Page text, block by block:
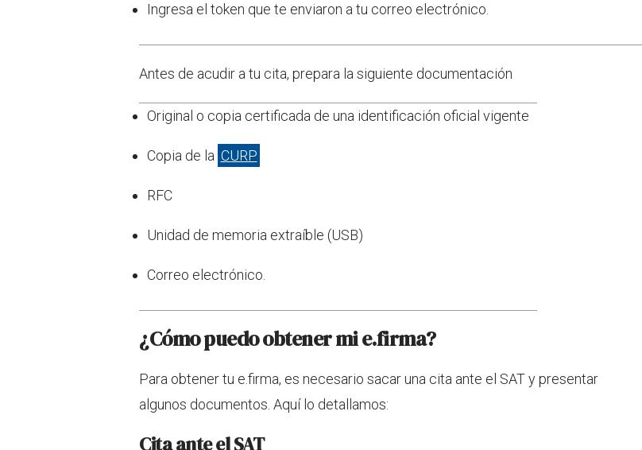
Ingresa el token que te enviaron a tu correo electrónico.
Antes de acudir a tu cita, prepara la siguiente documentación
Original o copia certificada de una identificación oficial vigente
Copia de la CURP
RFC
Unidad de memoria extraíble (USB)
Correo electrónico.
¿Cómo puedo obtener mi e.firma?
Para obtener tu e.firma, es necesario sacar una cita ante el SAT y presentar
algunos documentos. Aquí lo detallamos:
Cita ante el SAT